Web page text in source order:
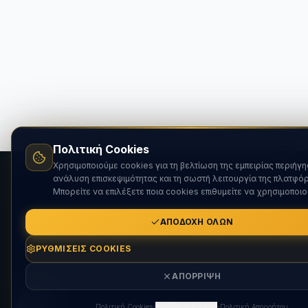
Πολιτική Cookies
Χρησιμοποιούμε cookies για τη βελτίωση της εμπειρίας
ανάλυση επισκεψιμότητας και τη σωστή λειτουργία της
Μπορείτε να επιλέξετε ποια cookies επιθυμείτε να
ΑΠΟΔΟΧΉ ΌΛΩΝ
ΡΥΘΜΊΣΕΙΣ COOKIES
ΑΠΌΡΡΙΨΗ
Πολιτική Cookies Πολιτική Απορρήτου